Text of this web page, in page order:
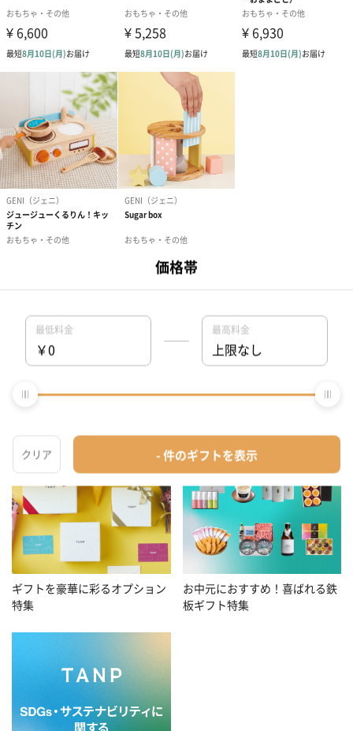
おすすめ特集
ギフトを豪華に彩るオプション
特集
お中元におすすめ！喜ばれる鉄
板ギフト特集